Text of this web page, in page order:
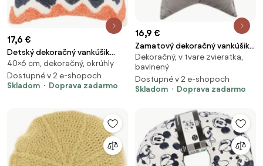
17,6 €
Detský dekoračný vankúšik
WAVE 40x40 cm
40×6 cm, dekoračný, okrúhly
Dostupné v 2 e-shopoch
Skladom
Doprava zadarmo
16,9 €
Zamatový dekoračný vankúšik
STAR SILVER
Dekoračný, v tvare zvieratka,
bavlnený
Dostupné v 2 e-shopoch
Skladom
Doprava zadarmo